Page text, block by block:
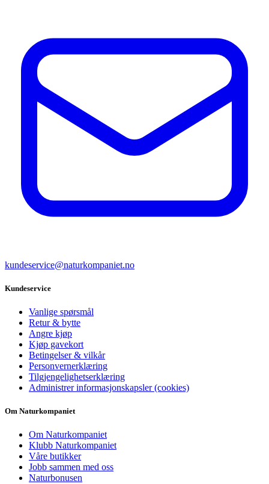
kundeservice@naturkompaniet.no
Kundeservice
Vanlige spørsmål
Retur & bytte
Angre kjøp
Kjøp gavekort
Betingelser & vilkår
Personvernerklæring
Tilgjengelighetserklæring
Administrer informasjonskapsler (cookies)
Om Naturkompaniet
Om Naturkompaniet
Klubb Naturkompaniet
Våre butikker
Jobb sammen med oss
Naturbonusen